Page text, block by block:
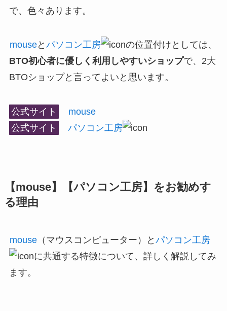
で、色々あります。
mouseと パソコン工房
の位置付けとしては、
BTO初心者に優しく利用しやすいショップで、2大
BTOショップと言ってよいと思います。
公式サイト
mouse
公式サイト
パソコン工房
【mouse】【パソコン工房】をお勧めす
る理由
mouse（マウスコンピューター）と パソコン工房
に共通する特徴について、詳しく解説してみ
ます。